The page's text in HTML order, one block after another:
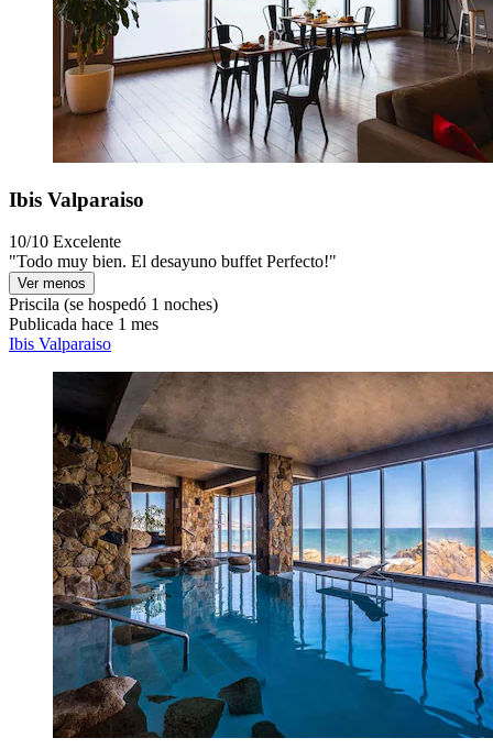
Ibis Valparaiso
10/10 Excelente
"Todo muy bien. El desayuno buffet Perfecto!"
Ver menos
Priscila (se hospedó 1 noches)
Publicada hace 1 mes
Ibis Valparaiso